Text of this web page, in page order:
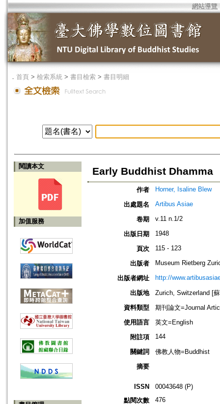
網站導覽
． 首頁 > 檢索系統 > 書目檢索 > 書目明細
閱讀本文
加值服務
Early Buddhist Dhamma
作者 Horner, Isaline Blew
出處題名 Artibus Asiae
卷期 v.11 n.1/2
出版日期 1948
頁次 115 - 123
出版者 Museum Rietberg
出版者網址 http://
出版地
Zurich, Switzerland [
資料類型
期刊論文=Journal
使用語言
英文=English
附註項
144
關鍵詞
佛教人物=Buddhist
摘要
ISSN
00043648 (P)
點閱次數
476